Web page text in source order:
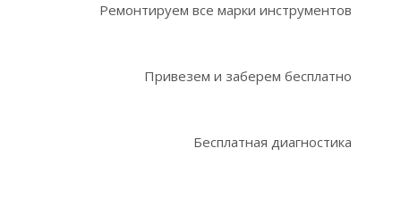
Ремонтируем все марки инструментов
Привезем и заберем бесплатно
Бесплатная диагностика